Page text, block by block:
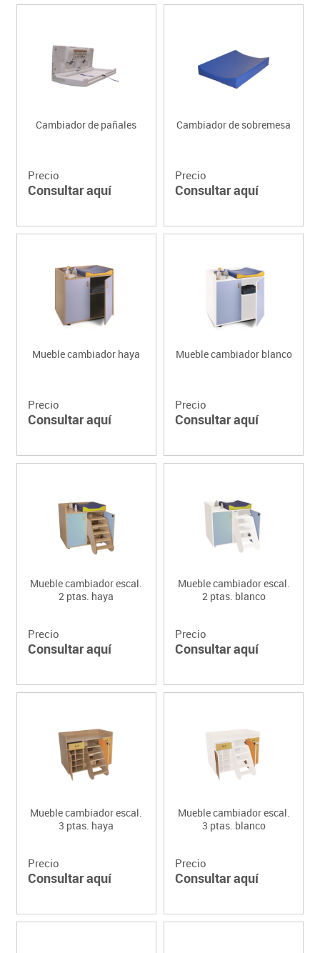
Cambiador de pañales
Precio
Consultar aquí
Cambiador de sobremesa
Precio
Consultar aquí
Mueble cambiador haya
Precio
Consultar aquí
Mueble cambiador blanco
Precio
Consultar aquí
Mueble cambiador escal.
2 ptas. haya
Precio
Consultar aquí
Mueble cambiador escal.
2 ptas. blanco
Precio
Consultar aquí
Mueble cambiador escal.
3 ptas. haya
Precio
Consultar aquí
Mueble cambiador escal.
3 ptas. blanco
Precio
Consultar aquí